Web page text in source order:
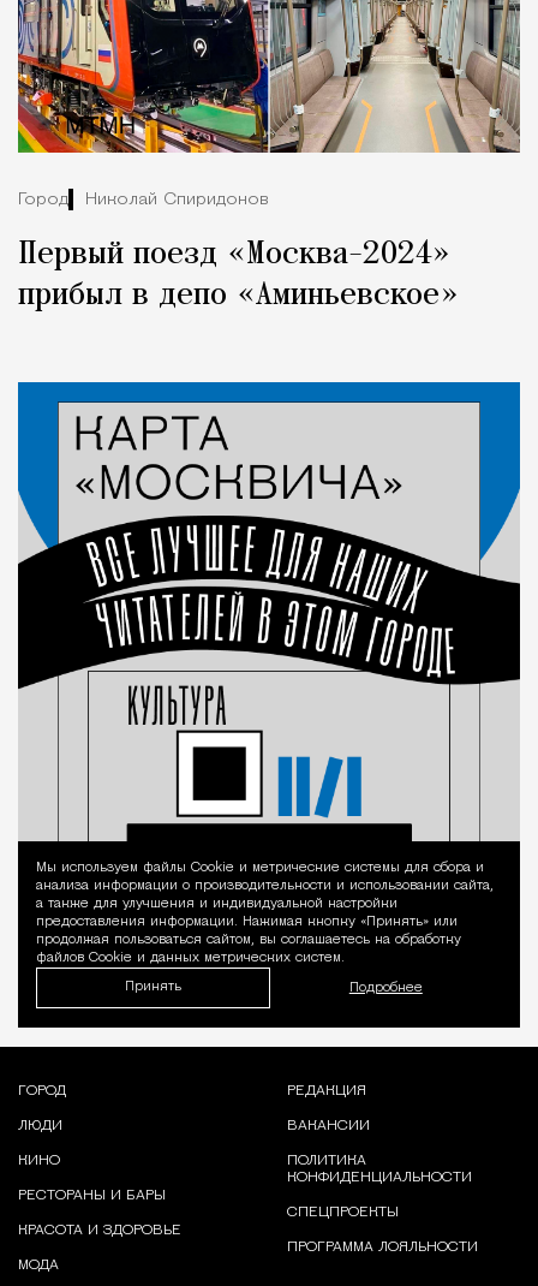
Город Николай Спиридонов
Первый поезд «Москва-2024»
прибыл в депо «Аминьевское»
Уведомление
Мы используем файлы Сookie и метрические системы для сбора и
анализа информации о производительности и использовании сайта,
а также для улучшения и индивидуальной настройки
предоставления информации. Нажимая кнопку «Принять» или
продолжая пользоваться сайтом, вы соглашаетесь на обработку
файлов Cookie и данных метрических систем.
Принять Подробнее
ГОРОД
ЛЮДИ
КИНО
РЕСТОРАНЫ И БАРЫ
КРАСОТА И ЗДОРОВЬЕ
МОДА
РЕДАКЦИЯ
ВАКАНСИИ
ПОЛИТИКА
КОНФИДЕНЦИАЛЬНОСТИ
СПЕЦПРОЕКТЫ
ПРОГРАММА ЛОЯЛЬНОСТИ